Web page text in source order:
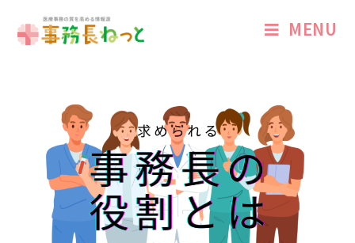
MENU